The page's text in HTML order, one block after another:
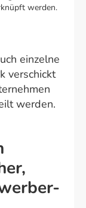
werden.
einzelne
verschickt
werden.